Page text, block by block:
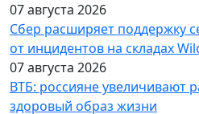
07 августа 2026
Сбер расширяет поддержку
от инцидентов на складах
07 августа 2026
ВТБ: россияне увеличивают
здоровый образ жизни